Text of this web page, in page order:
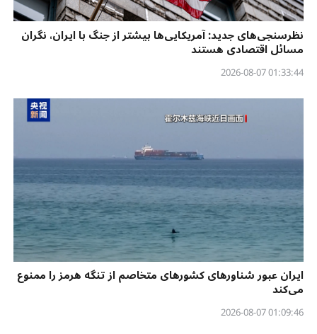
نظرسنجی‌‌های جدید: آمریکایی‌ها بیشتر از جنگ با ایران، نگران
مسائل اقتصادی هستند
01:33:44 2026-08-07
ایران عبور شناورهای کشورهای متخاصم از تنگه هرمز را ممنوع
می‌کند
01:09:46 2026-08-07